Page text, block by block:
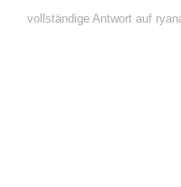
vollständige Antwort auf